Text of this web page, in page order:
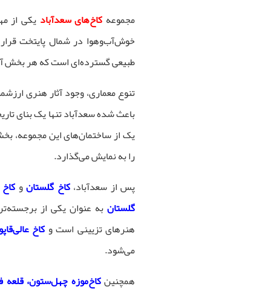
مجموعه کاخ‌های سعدآباد یکی از
خوش‌آب‌وهوا در شمال پایتخت قرار
طبیعی گسترده‌ای است که هر بخش آن
تنوع معماری، وجود آثار هنری
باعث شده سعدآباد تنها یک بنای
یک از ساختمان‌های این مجموعه،
را به نمایش می‌گذارد.
پس از سعدآباد،کاخ گلستانو
گلستانبه عنوان یکی از
هنرهای تزیینی است وکاخ
می‌شود.
همچنینکاخ‌موزه چهل‌ستون، قلعه